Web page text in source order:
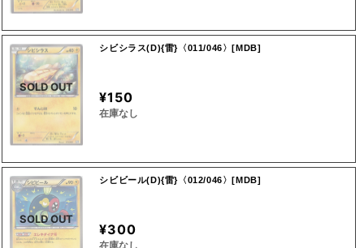
SOLD OUT
シビシラス(D){雷}〈011/046〉[MDB]
¥150
在庫なし
SOLD OUT
シビビール(D){雷}〈012/046〉[MDB]
¥300
在庫なし